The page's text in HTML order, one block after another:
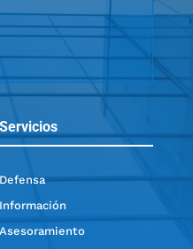
Servicios
Información
Asesoramiento